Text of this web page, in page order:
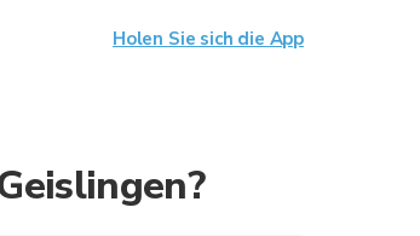
Holen Sie sich die App